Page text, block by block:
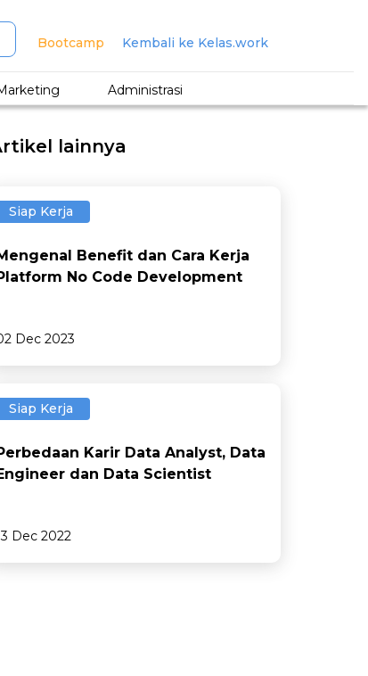
Bootcamp Kembali ke Kelas.work
Administrasi
lainnya
Siap Kerja
Benefit dan Cara Kerja
No Code Development
Dec 2023
Siap Kerja
Karir Data Analyst, Data
dan Data Scientist
Dec 2022